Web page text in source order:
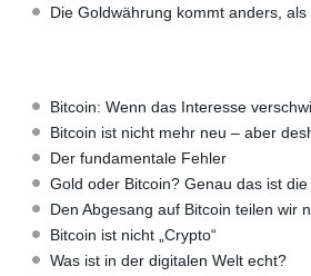
Die Goldwährung kommt anders,
Bitcoin: Wenn das Interesse
Bitcoin ist nicht mehr neu – aber
Der fundamentale Fehler
Gold oder Bitcoin? Genau das ist
Den Abgesang auf Bitcoin teilen wir
Bitcoin ist nicht „Crypto“
Was ist in der digitalen Welt echt?